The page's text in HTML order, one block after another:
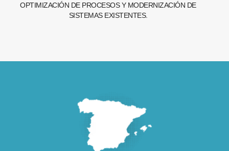
OPTIMIZACIÓN DE PROCESOS Y MODERNIZACIÓN DE
SISTEMAS EXISTENTES.